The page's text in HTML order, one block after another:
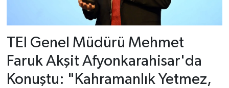
TEI Genel Müdürü Mehmet
Faruk Akşit Afyonkarahisar'da
Konuştu: "Kahramanlık Yetmez,